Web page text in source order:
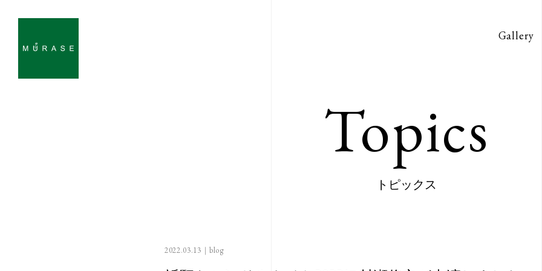
Gallery
Topics
トピックス
2022.03.13｜blog